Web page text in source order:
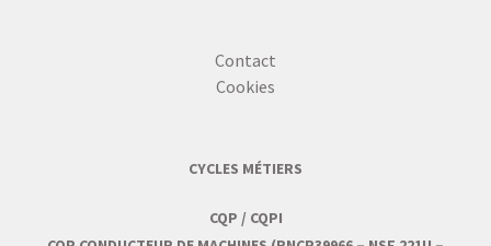
Contact
Cookies
CYCLES MÉTIERS
CQP / CQPI